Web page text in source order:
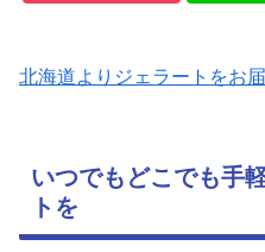
北海道よりジェラートをお
いつでもどこでも手
トを